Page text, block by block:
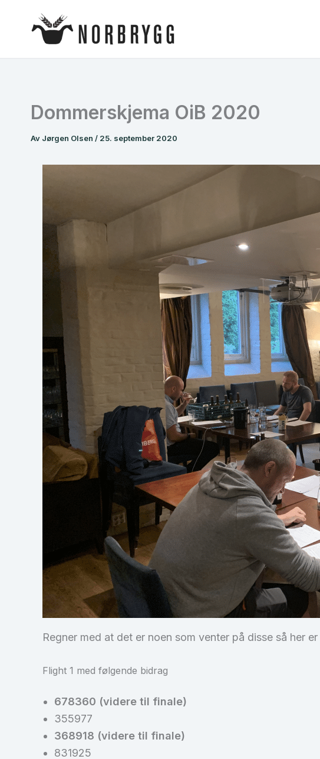
Dommerskjema OiB 2020
Av Jørgen Olsen / 25. september 2020
Regner med at det er noen som venter på disse så her
Flight 1 med følgende bidrag
678360 (videre til finale)
355977
368918 (videre til finale)
831925